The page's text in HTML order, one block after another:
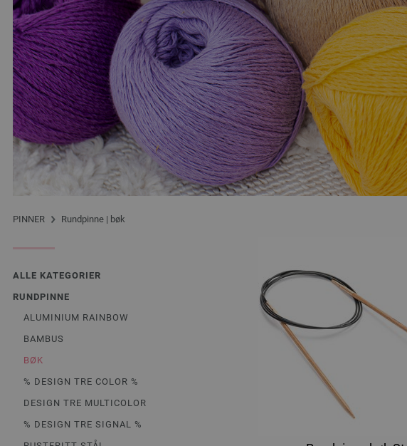
PINNER Rundpinne | bøk
ALLE KATEGORIER
RUNDPINNE
ALUMINIUM RAINBOW
BAMBUS
BØK
% DESIGN TRE COLOR %
DESIGN TRE MULTICOLOR
% DESIGN TRE SIGNAL %